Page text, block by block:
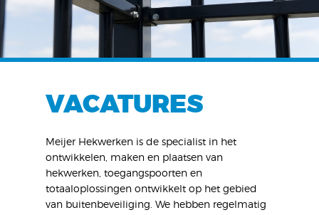
VACATURES
Meijer Hekwerken is de specialist in het
ontwikkelen, maken en plaatsen van
hekwerken, toegangspoorten en
totaaloplossingen ontwikkelt op het gebied
van buitenbeveiliging. We hebben regelmatig